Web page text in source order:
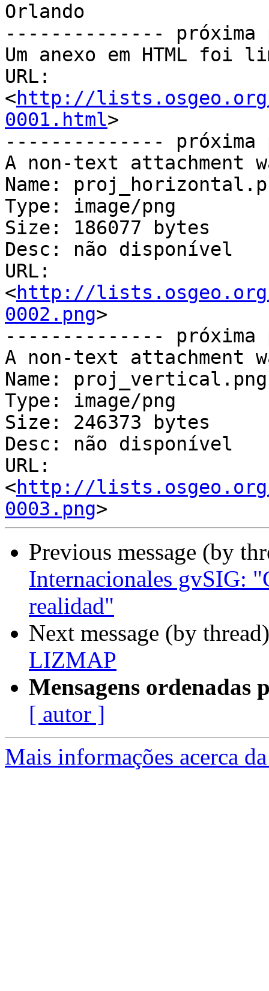
Orlando
--------------
Um anexo em HTML foi
URL:
<http://lists.osgeo.org/
0001.html>
--------------
A non-text attachment
Name:
Type: image/png
Size: 186077 bytes
Desc: não disponível
URL:
<http://lists.osgeo.org/
0002.png>
--------------
A non-text attachment
Name: proj_vertical.png
Type: image/png
Size: 246373 bytes
Desc: não disponível
URL:
<http://lists.osgeo.org/
0003.png
Previous message (by
Internacionales gvSIG:
realidad"
Next message (by
LIZMAP
Mensagens ordenadas
[ autor ]
Mais informações acerca